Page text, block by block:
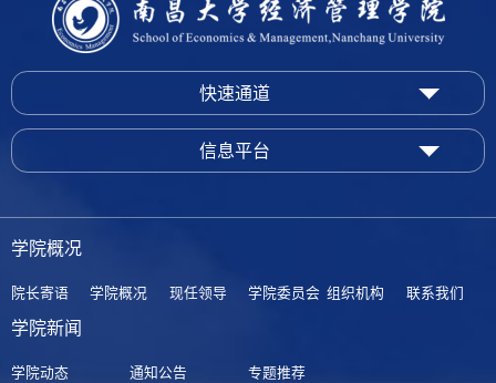
快速通道
信息平台
学院概况
院长寄语 学院概况 现任领导 学院委员会 组织机构 联系我们
学院新闻
学院动态 通知公告 专题推荐